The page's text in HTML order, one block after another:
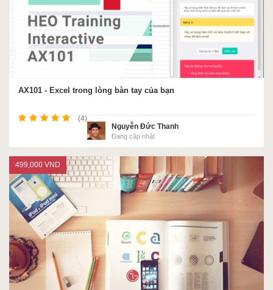
AX101 - Excel trong lòng bàn tay của bạn
(4)
Nguyễn Đức Thanh
Đang cập nhật
499,000 VND